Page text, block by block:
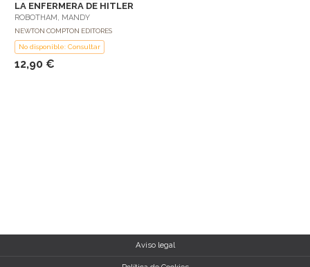
LA ENFERMERA DE HITLER
ROBOTHAM, MANDY
NEWTON COMPTON EDITORES
No disponible: Consultar
12,90 €
Aviso legal